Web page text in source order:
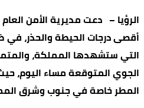
الرؤيا – دعت مديرية الأمن
أقصى درجات الحيطة والحذر، في
التي ستشهدها المملكة،
الجوي المتوقعة مساء اليوم،
المطر خاصة في جنوب وشرق